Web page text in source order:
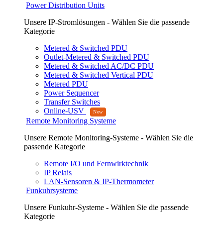
Power Distribution Units
Unsere IP-Stromlösungen - Wählen Sie die passende
Kategorie
Metered & Switched PDU
Outlet-Metered & Switched PDU
Metered & Switched AC/DC PDU
Metered & Switched Vertical PDU
Metered PDU
Power Sequencer
Transfer Switches
Online-USV
Remote Monitoring Systeme
Unsere Remote Monitoring-Systeme - Wählen Sie die
passende Kategorie
Remote I/O und Fernwirktechnik
IP Relais
LAN-Sensoren & IP-Thermometer
Funkuhrsysteme
Unsere Funkuhr-Systeme - Wählen Sie die passende
Kategorie